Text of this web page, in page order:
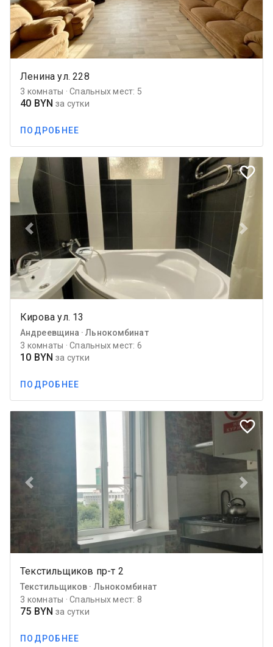
Ленина ул. 228
3 комнаты · Спальных мест: 5
40 BYN за сутки
ПОДРОБНЕЕ
favorite_border
Previous Next
Кирова ул. 13
Андреевщина · Льнокомбинат
3 комнаты · Спальных мест: 6
10 BYN за сутки
ПОДРОБНЕЕ
favorite_border
Previous Next
Текстильщиков пр-т 2
Текстильщиков · Льнокомбинат
3 комнаты · Спальных мест: 8
75 BYN за сутки
ПОДРОБНЕЕ